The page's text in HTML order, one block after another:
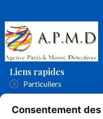
Liens rapides
Particuliers
Entreprises
Consentement